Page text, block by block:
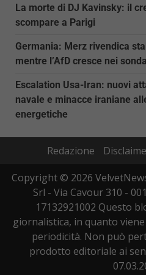
La morte di DJ Kavinsky: il
scompare a Parigi
Germania: Merz rivendica
mentre l’AfD cresce nei
Escalation Usa-Iran: nuovi
navale e minacce iraniane
energetiche
Redazione
Copyright © 2026
Srl - Via Cavour 310 -
17132921002 Questo
giornalistica, in quanto
periodicità. Non può
prodotto editoriale ai